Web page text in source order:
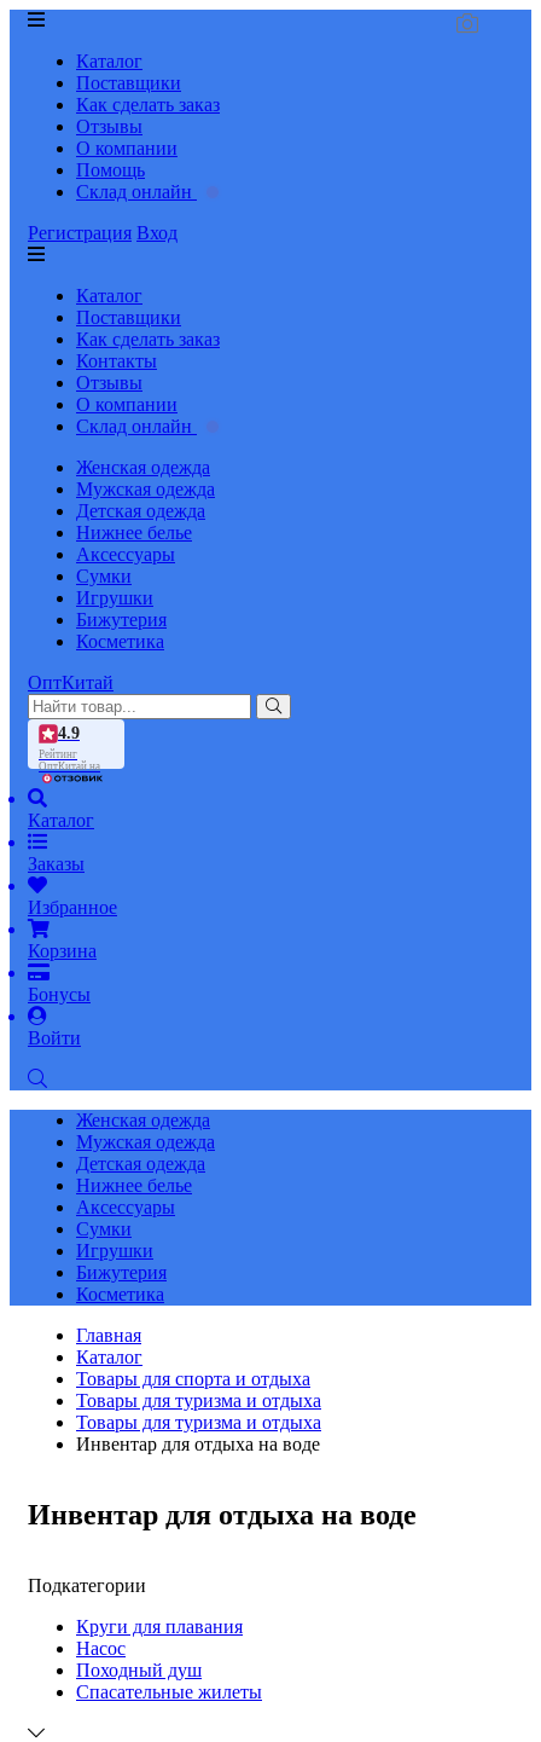
Каталог
Поставщики
Как сделать заказ
Отзывы
О компании
Помощь
Склад онлайн
Регистрация Вход
Каталог
Поставщики
Как сделать заказ
Контакты
Отзывы
О компании
Склад онлайн
Женская одежда
Мужская одежда
Детская одежда
Нижнее белье
Аксессуары
Сумки
Игрушки
Бижутерия
Косметика
ОптКитай
4.9
Рейтинг
ОптКитай на
Каталог
Заказы
Избранное
Корзина
Бонусы
Войти
Женская одежда
Мужская одежда
Детская одежда
Нижнее белье
Аксессуары
Сумки
Игрушки
Бижутерия
Косметика
Главная
Каталог
Товары для спорта и отдыха
Товары для туризма и отдыха
Товары для туризма и отдыха
Инвентар для отдыха на воде
Инвентар для отдыха на воде
Подкатегории
Круги для плавания
Насос
Походный душ
Спасательные жилеты